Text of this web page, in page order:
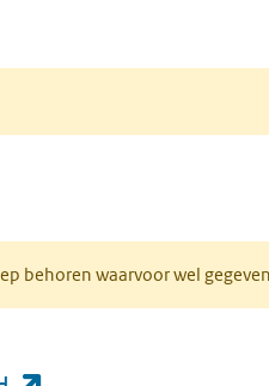
behoren waarvoor wel